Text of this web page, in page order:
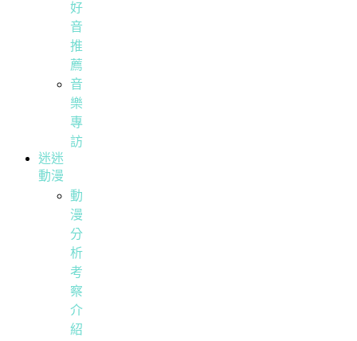
好
音
推
薦
音
樂
專
訪
迷迷
動漫
動
漫
分
析
考
察
介
紹